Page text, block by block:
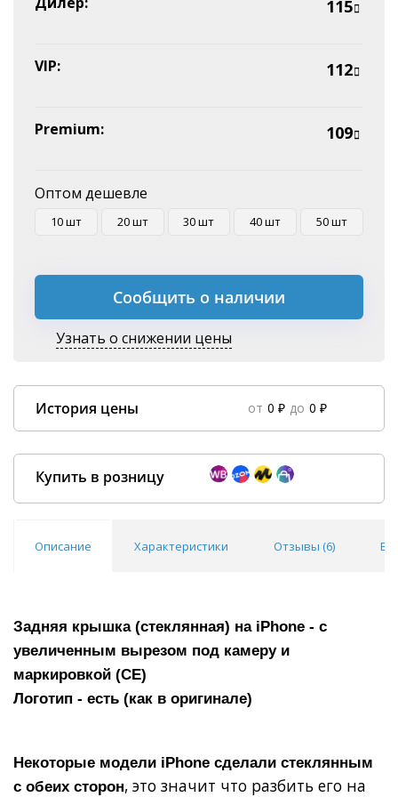
Оплата на P/C
115
VIP: 112
Premium: 109
Оптом дешевле
10 шт 20 шт 30 шт 40 шт 50 шт
Сообщить о наличии
Узнать о снижении цены
История цены от 0 ₽ до 0 ₽
Купить в розницу
Описание Характеристики Отзывы (6)
Задняя крышка (стеклянная) на iPhone - с
увеличенным вырезом под камеру и
маркировкой (СЕ)
Логотип - есть (как в оригинале)
Некоторые модели iPhone сделали стеклянным
с обеих сторон, это значит что разбить его на